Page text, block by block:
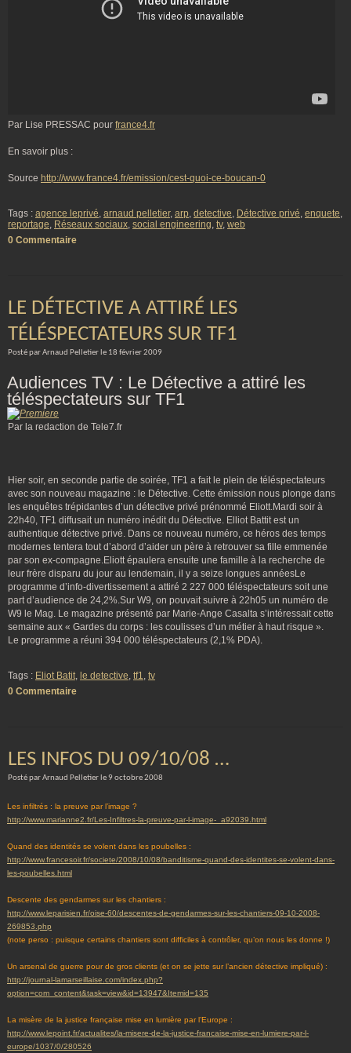
Par Lise PRESSAC pour france4.fr
En savoir plus :
Source http://www.france4.fr/emission/cest-quoi-ce-boucan-0
Tags : agence leprivé, arnaud pelletier, arp, detective, Détective privé, enquete,
reportage, Réseaux sociaux, social engineering, tv, web
0 Commentaire
LE DÉTECTIVE A ATTIRÉ LES
TÉLÉSPECTATEURS SUR TF1
Posté par Arnaud Pelletier le 18 février 2009
Audiences TV : Le Détective a attiré les
téléspectateurs sur TF1
Par la redaction de Tele7.fr
Hier soir, en seconde partie de soirée, TF1 a fait le plein de téléspectateurs
avec son nouveau magazine : le Détective. Cette émission nous plonge dans
les enquêtes trépidantes d’un détective privé prénommé Eliott.Mardi soir à
22h40, TF1 diffusait un numéro inédit du Détective. Elliot Battit est un
authentique détective privé. Dans ce nouveau numéro, ce héros des temps
modernes tentera tout d’abord d’aider un père à retrouver sa fille emmenée
par son ex-compagne.Eliott épaulera ensuite une famille à la recherche de
leur frère disparu du jour au lendemain, il y a seize longues annéesLe
programme d’info-divertissement a attiré 2 227 000 téléspectateurs soit une
part d’audience de 24,2%.Sur W9, on pouvait suivre à 22h05 un numéro de
W9 le Mag. Le magazine présenté par Marie-Ange Casalta s’intéressait cette
semaine aux « Gardes du corps : les coulisses d’un métier à haut risque ».
Le programme a réuni 394 000 téléspectateurs (2,1% PDA).
Tags : Eliot Batit, le detective, tf1, tv
0 Commentaire
LES INFOS DU 09/10/08 …
Posté par Arnaud Pelletier le 9 octobre 2008
Les infiltrés : la preuve par l’image ?
http://www.marianne2.fr/Les-Infiltres-la-preuve-par-l-image-_a92039.html
Quand des identités se volent dans les poubelles :
http://www.francesoir.fr/societe/2008/10/08/banditisme-quand-des-identites-se-volent-dans-
les-poubelles.html
Descente des gendarmes sur les chantiers :
http://www.leparisien.fr/oise-60/descentes-de-gendarmes-sur-les-chantiers-09-10-2008-
269853.php
(note perso : puisque certains chantiers sont difficiles à contrôler, qu’on nous les donne !)
Un arsenal de guerre pour de gros clients (et on se jette sur l’ancien détective impliqué) :
http://journal-lamarseillaise.com/index.php?
option=com_content&task=view&id=13947&Itemid=135
La misère de la justice française mise en lumière par l’Europe :
http://www.lepoint.fr/actualites/la-misere-de-la-justice-francaise-mise-en-lumiere-par-l-
europe/1037/0/280526